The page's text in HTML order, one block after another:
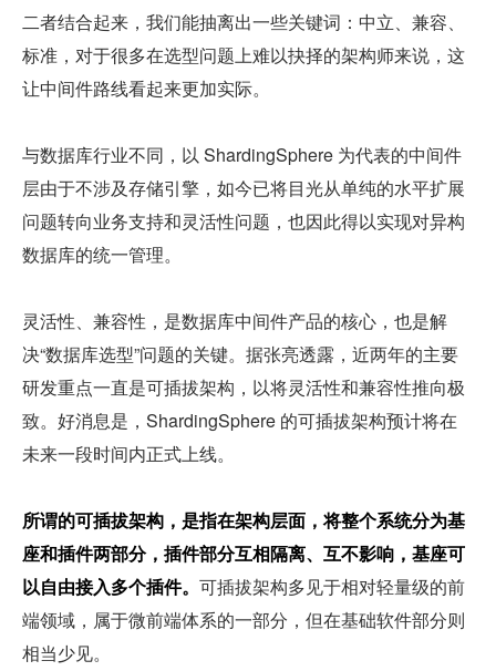
二者结合起来，我们能抽离出一些关键词：中立、兼容、
标准，对于很多在选型问题上难以抉择的架构师来说，这
让中间件路线看起来更加实际。
与数据库行业不同，以 ShardingSphere 为代表的中间件
层由于不涉及存储引擎，如今已将目光从单纯的水平扩展
问题转向业务支持和灵活性问题，也因此得以实现对异构
数据库的统一管理。
灵活性、兼容性，是数据库中间件产品的核心，也是解
决“数据库选型”问题的关键。据张亮透露，近两年的主要
研发重点一直是可插拔架构，以将灵活性和兼容性推向极
致。好消息是，ShardingSphere 的可插拔架构预计将在
未来一段时间内正式上线。
所谓的可插拔架构，是指在架构层面，将整个系统分为基
座和插件两部分，插件部分互相隔离、互不影响，基座可
以自由接入多个插件。 可插拔架构多见于相对轻量级的前
端领域，属于微前端体系的一部分，但在基础软件部分则
相当少见。